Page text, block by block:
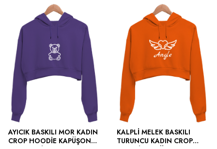
AYICIK BASKILI MOR KADIN
CROP HOODIE KAPÜŞONLU
KALPLI MELEK BASKILI
TURUNCU KADIN CROP